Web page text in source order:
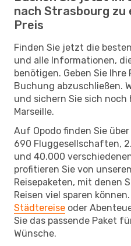
nach Strasbourg zu
Preis
Finden Sie jetzt die
und alle Informationen,
benötigen. Geben Sie
Buchung abzuschließen.
und sichern Sie sich noch
Marseille.
Auf Opodo finden Sie
690 Fluggesellschaften,
und 40.000
profitieren Sie von
Reisepaketen, mit denen
Reisen viel sparen
Städtereise oder
Sie das passende Paket
Wünsche.